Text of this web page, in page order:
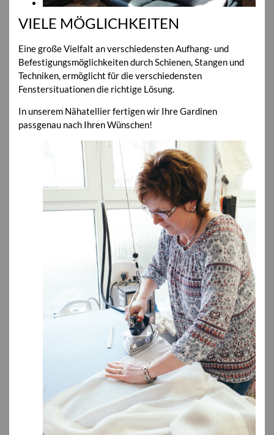
VIELE MÖGLICHKEITEN
Eine große Vielfalt an verschiedensten Aufhang- und
Befestigungsmöglichkeiten durch Schienen, Stangen und
Techniken, ermöglicht für die verschiedensten
Fenstersituationen die richtige Lösung.
In unserem Nähatellier fertigen wir Ihre Gardinen
passgenau nach Ihren Wünschen!